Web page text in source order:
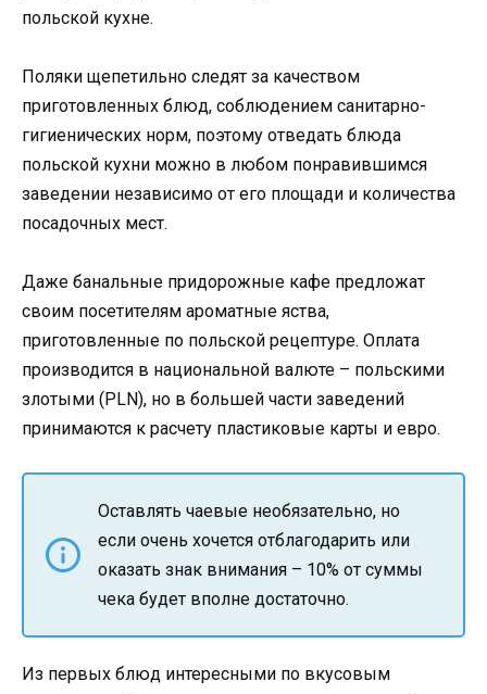
польской кухне.
Поляки щепетильно следят за качеством
приготовленных блюд, соблюдением санитарно-
гигиенических норм, поэтому отведать блюда
польской кухни можно в любом понравившимся
заведении независимо от его площади и количества
посадочных мест.
Даже банальные придорожные кафе предложат
своим посетителям ароматные яства,
приготовленные по польской рецептуре. Оплата
производится в национальной валюте – польскими
злотыми (PLN), но в большей части заведений
принимаются к расчету пластиковые карты и евро.
Оставлять чаевые необязательно, но
если очень хочется отблагодарить или
оказать знак внимания – 10% от суммы
чека будет вполне достаточно.
Из первых блюд интересными по вкусовым